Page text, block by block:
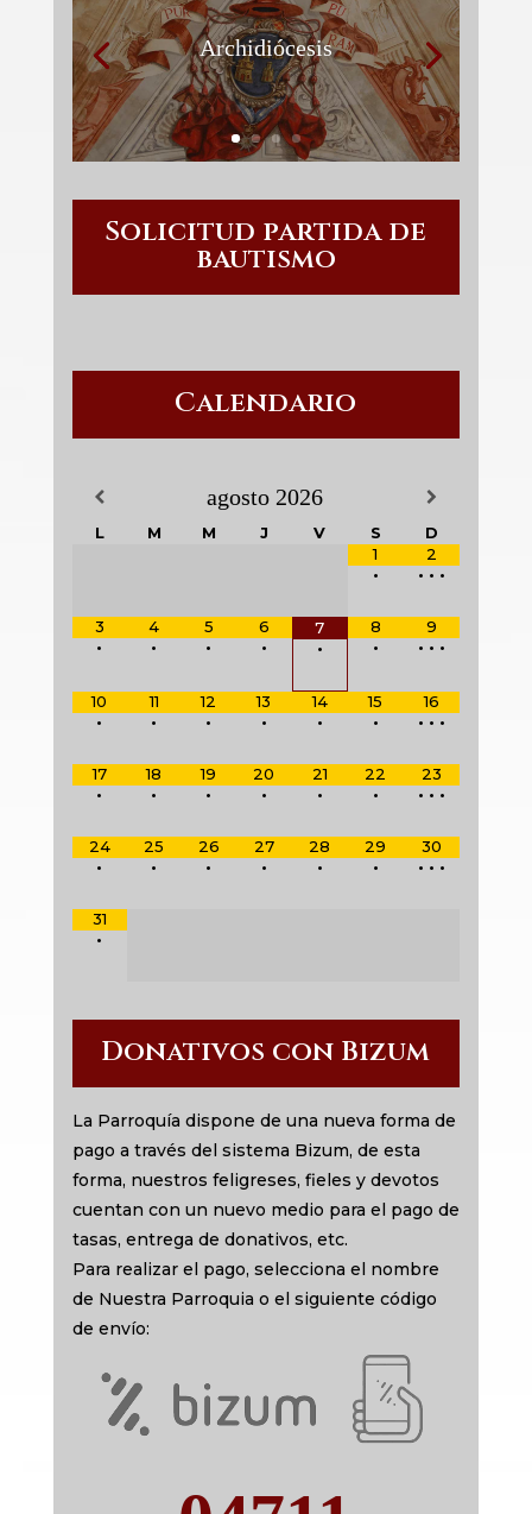
Archidiócesis
Solicitud partida de
bautismo
Calendario
agosto 2026
L M M J V S
D
1
•
2
• • •
3
•
4
•
5
•
6
•
7
•
8
•
9
• • •
10
•
11
•
12
•
13
•
14
•
15
•
16
• • •
17
•
18
•
19
•
20
•
21
•
22
•
23
• • •
24
•
25
•
26
•
27
•
28
•
29
•
30
• • •
31
•
Donativos con Bizum
La Parroquía dispone de una nueva forma de
pago a través del sistema Bizum, de esta
forma, nuestros feligreses, fieles y devotos
cuentan con un nuevo medio para el pago de
tasas, entrega de donativos, etc.
Para realizar el pago, selecciona el nombre
de Nuestra Parroquia o el siguiente código
de envío: